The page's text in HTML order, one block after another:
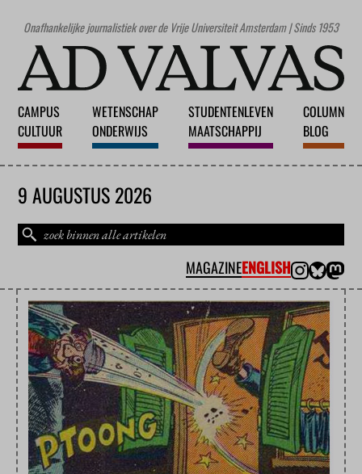
Onafhankelijke journalistiek over de Vrije Universiteit Amsterdam | Sinds 1953
CAMPUS
CULTUUR
WETENSCHAP
ONDERWIJS
STUDENTENLEVEN
MAATSCHAPPIJ
COLUMN
BLOG
9 AUGUSTUS 2026
MAGAZINEENGLISH